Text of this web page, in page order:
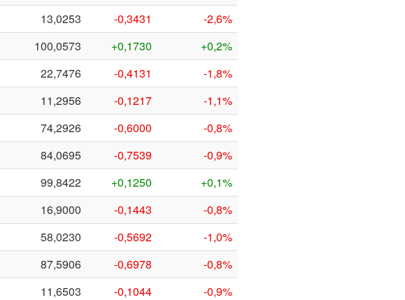
13,0253 -0,3431
-2,6%
100,0573 +0,1730
+0,2%
22,7476 -0,4131
-1,8%
11,2956 -0,1217
-1,1%
74,2926 -0,6000
-0,8%
84,0695 -0,7539
-0,9%
99,8422 +0,1250
+0,1%
16,9000 -0,1443
-0,8%
58,0230 -0,5692
-1,0%
87,5906 -0,6978
-0,8%
11,6503 -0,1044
-0,9%